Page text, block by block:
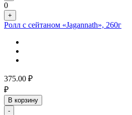
0
+
Ролл с сейтаном «Jagannath», 260г
375.00 ₽
₽
В корзину
-